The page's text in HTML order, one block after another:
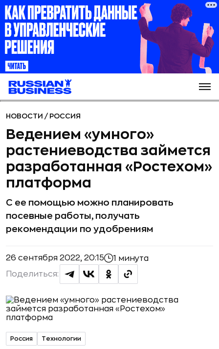
НОВОСТИ / РОССИЯ
Ведением «умного»
растениеводства займется
разработанная «Ростехом»
платформа
С ее помощью можно планировать
посевные работы, получать
рекомендации по удобрениям
26 сентября 2022, 20:15 1 минута
Поделиться:
Россия Технологии